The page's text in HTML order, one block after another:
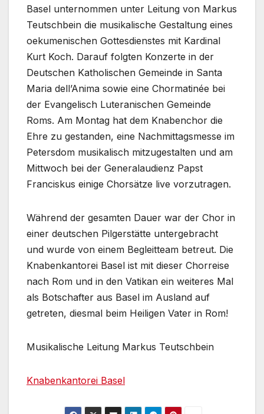
Basel unternommen unter Leitung von Markus
Teutschbein die musikalische Gestaltung eines
oekumenischen Gottesdienstes mit Kardinal
Kurt Koch. Darauf folgten Konzerte in der
Deutschen Katholischen Gemeinde in Santa
Maria dell’Anima sowie eine Chormatinée bei
der Evangelisch Luteranischen Gemeinde
Roms. Am Montag hat dem Knabenchor die
Ehre zu gestanden, eine Nachmittagsmesse im
Petersdom musikalisch mitzugestalten und am
Mittwoch bei der Generalaudienz Papst
Franciskus einige Chorsätze live vorzutragen.
Während der gesamten Dauer war der Chor in
einer deutschen Pilgerstätte untergebracht
und wurde von einem Begleitteam betreut. Die
Knabenkantorei Basel ist mit dieser Chorreise
nach Rom und in den Vatikan ein weiteres Mal
als Botschafter aus Basel im Ausland auf
getreten, diesmal beim Heiligen Vater in Rom!
Musikalische Leitung Markus Teutschbein
Knabenkantorei Basel